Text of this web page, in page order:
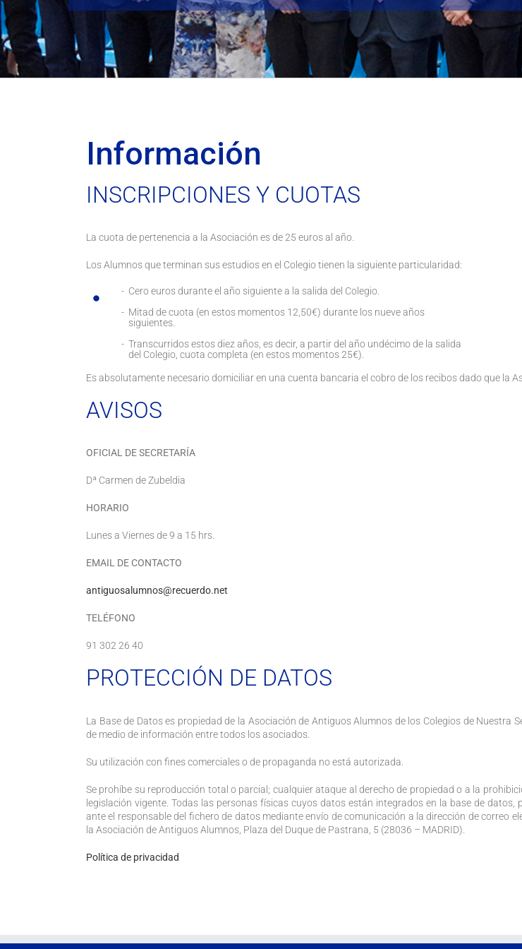
Información
INSCRIPCIONES Y CUOTAS
La cuota de pertenencia a la Asociación es de 25 euros al año.
Los Alumnos que terminan sus estudios en el Colegio tienen la siguiente particularidad:
Cero euros durante el año siguiente a la salida del Colegio.
Mitad de cuota (en estos momentos 12,50€) durante los nueve años
siguientes.
Transcurridos estos diez años, es decir, a partir del año undécimo de la salida
del Colegio, cuota completa (en estos momentos 25€).
Es absolutamente necesario domiciliar en una cuenta bancaria el cobro de los recibos dado que la
AVISOS
OFICIAL DE SECRETARÍA
Dª Carmen de Zubeldia
HORARIO
Lunes a Viernes de 9 a 15 hrs.
EMAIL DE CONTACTO
antiguosalumnos@recuerdo.net
TELÉFONO
91 302 26 40
PROTECCIÓN DE DATOS
La Base de Datos es propiedad de la Asociación de Antiguos Alumnos de los Colegios de Nuestra
de medio de información entre todos los asociados.
Su utilización con fines comerciales o de propaganda no está autorizada.
Se prohíbe su reproducción total o parcial; cualquier ataque al derecho de propiedad o a la
legislación vigente. Todas las personas físicas cuyos datos están integrados en la base de
ante el responsable del fichero de datos mediante envío de comunicación a la dirección de correo
la Asociación de Antiguos Alumnos, Plaza del Duque de Pastrana, 5 (28036 – MADRID).
Política de privacidad